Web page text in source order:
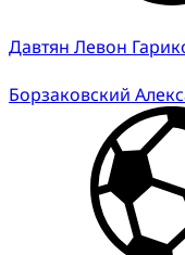
Давтян Левон
Борзаковский